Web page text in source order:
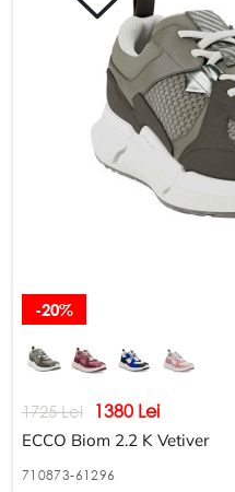
-20%
1725 Lei 1380 Lei
ECCO Biom 2.2 K Vetiver
710873-61296